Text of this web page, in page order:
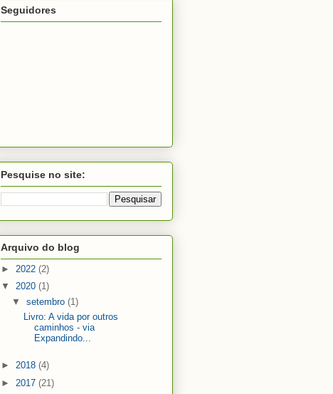
Seguidores
Pesquise no site:
Arquivo do blog
► 2022 (2)
▼ 2020 (1)
▼setembro(1)
Livro: A vida por outros
caminhos - via
Expandindo...
► 2018 (4)
► 2017 (21)